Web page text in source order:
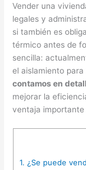
Vender una
legales y
si también es
térmico antes de
sencilla:
el aislamiento
contamos en
mejorar la
ventaja
1. ¿Se puede